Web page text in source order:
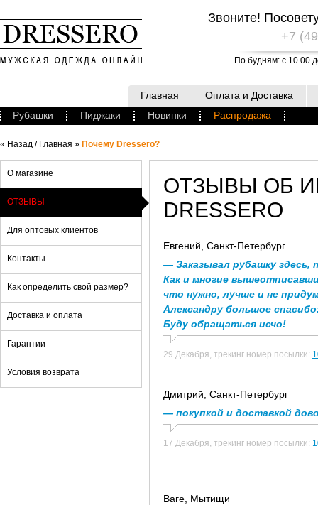
Звоните!
+7
По будням: с 10.00
Главная
Оплата и Доставка
Рубашки
Пиджаки Новинки Распродажа
« Назад / Главная » Почему Dressero?
О магазине
ОТЗЫВЫ
Для оптовых клиентов
Контакты
Как определить свой размер?
Доставка и оплата
Гарантии
Условия возврата
ОТЗЫВЫ ОБ
DRESSERO
Евгений , Санкт-Петербург
— Заказывал рубашку здесь,
Как и многие
что нужно, лучше и не
Александру большое
Буду обращаться исчо!
29 Декабря, трекинг номер посылки:
Дмитрий , Санкт-Петербург
— покупкой и доставкой
17 Декабря, трекинг номер посылки:
Ваге , Мытищи